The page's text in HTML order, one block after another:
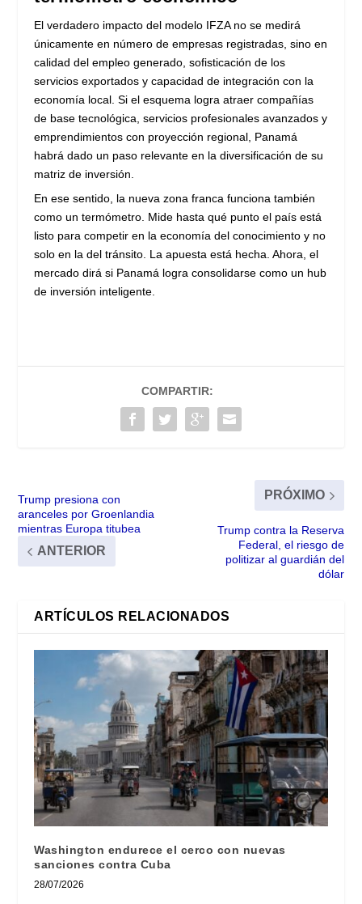
El verdadero impacto del modelo IFZA no se medirá
únicamente en número de empresas registradas, sino en
calidad del empleo generado, sofisticación de los
servicios exportados y capacidad de integración con la
economía local. Si el esquema logra atraer compañías
de base tecnológica, servicios profesionales avanzados y
emprendimientos con proyección regional, Panamá
habrá dado un paso relevante en la diversificación de su
matriz de inversión.
En ese sentido, la nueva zona franca funciona también
como un termómetro. Mide hasta qué punto el país está
listo para competir en la economía del conocimiento y no
solo en la del tránsito. La apuesta está hecha. Ahora, el
mercado dirá si Panamá logra consolidarse como un hub
de inversión inteligente.
COMPARTIR:
Trump presiona con
aranceles por Groenlandia
mientras Europa titubea
ANTERIOR
PRÓXIMO
Trump contra la Reserva
Federal, el riesgo de
politizar al guardián del
dólar
ARTÍCULOS RELACIONADOS
Washington endurece el cerco con nuevas
sanciones contra Cuba
28/07/2026